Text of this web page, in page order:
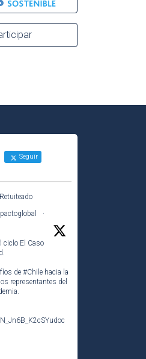
Seguir
·
ciclo El Caso
.
de #Chile hacia la
representantes del